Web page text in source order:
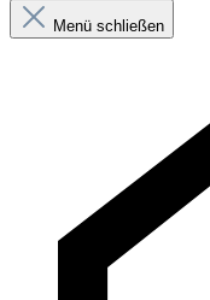
Menü schließen